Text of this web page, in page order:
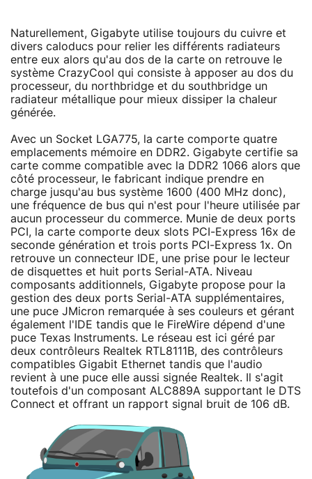
Naturellement, Gigabyte utilise toujours du cuivre et
divers caloducs pour relier les différents radiateurs
entre eux alors qu'au dos de la carte on retrouve le
système CrazyCool qui consiste à apposer au dos du
processeur, du northbridge et du southbridge un
radiateur métallique pour mieux dissiper la chaleur
générée.
Avec un Socket LGA775, la carte comporte quatre
emplacements mémoire en DDR2. Gigabyte certifie sa
carte comme compatible avec la DDR2 1066 alors que
côté processeur, le fabricant indique prendre en
charge jusqu'au bus système 1600 (400 MHz donc),
une fréquence de bus qui n'est pour l'heure utilisée par
aucun processeur du commerce. Munie de deux ports
PCI, la carte comporte deux slots PCI-Express 16x de
seconde génération et trois ports PCI-Express 1x. On
retrouve un connecteur IDE, une prise pour le lecteur
de disquettes et huit ports Serial-ATA. Niveau
composants additionnels, Gigabyte propose pour la
gestion des deux ports Serial-ATA supplémentaires,
une puce JMicron remarquée à ses couleurs et gérant
également l'IDE tandis que le FireWire dépend d'une
puce Texas Instruments. Le réseau est ici géré par
deux contrôleurs Realtek RTL8111B, des contrôleurs
compatibles Gigabit Ethernet tandis que l'audio
revient à une puce elle aussi signée Realtek. Il s'agit
toutefois d'un composant ALC889A supportant le DTS
Connect et offrant un rapport signal bruit de 106 dB.